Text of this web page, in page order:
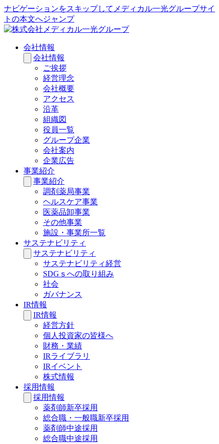
ナビゲーションをスキップしてメディカル一光グループサイ
トの本文へジャンプ
会社情報
会社情報
ご挨拶
経営理念
会社概要
アクセス
沿革
組織図
役員一覧
グループ企業
会社案内
企業広告
事業紹介
事業紹介
調剤薬局事業
ヘルスケア事業
医薬品卸事業
その他事業
施設・事業所一覧
サステナビリティ
サステナビリティ
サステナビリティ経営
SDGｓへの取り組み
社会
ガバナンス
IR情報
IR情報
経営方針
個人投資家の皆様へ
財務・業績
IRライブラリ
IRイベント
株式情報
採用情報
採用情報
薬剤師新卒採用
総合職・一般職新卒採用
薬剤師中途採用
総合職中途採用